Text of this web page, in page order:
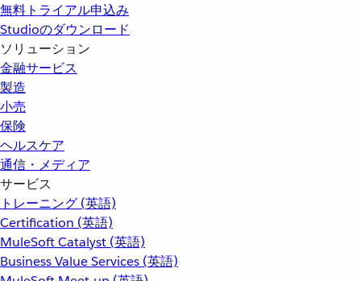
無料トライアル申込み
Studioのダウンロード
ソリューション
金融サービス
製造
小売
保険
ヘルスケア
通信・メディア
サービス
トレーニング (英語)
Certification (英語)
MuleSoft Catalyst (英語)
Business Value Services (英語)